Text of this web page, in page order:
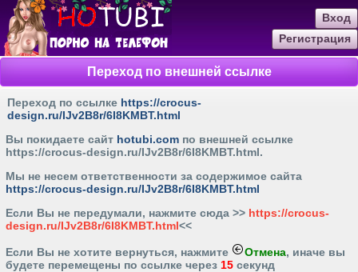
Вход
Регистрация
Переход по внешней ссылке
Переход по ссылке https://crocus-
design.ru/IJv2B8r/6I8KMBT.html
Вы покидаете сайт hotubi.com по внешней ссылке
https://crocus-design.ru/IJv2B8r/6I8KMBT.html.
Мы не несем ответственности за содержимое сайта
https://crocus-design.ru/IJv2B8r/6I8KMBT.html
Если Вы не передумали, нажмите cюда >> https://crocus-
design.ru/IJv2B8r/6I8KMBT.html<<
Если Вы не хотите вернуться, нажмите Отмена, иначе вы
будете перемещены по ссылке через 15 секунд